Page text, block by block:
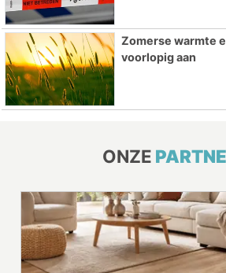
Zomerse warmte
voorlopig aan
ONZE